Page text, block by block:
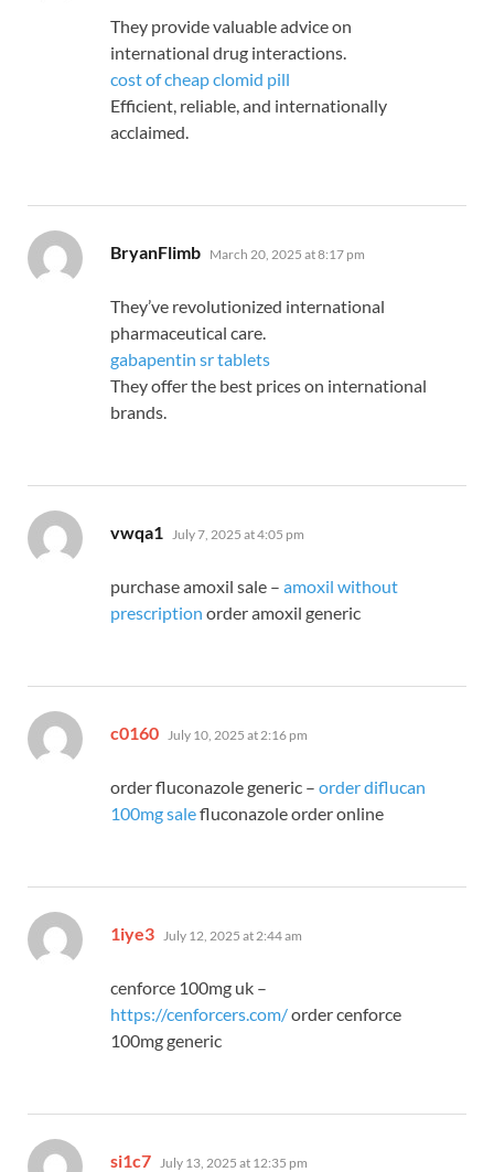
They provide valuable advice on
international drug interactions.
cost of cheap clomid pill
Efficient, reliable, and internationally
acclaimed.
BryanFlimb says:
March 20, 2025 at 8:17 pm
They’ve revolutionized international
pharmaceutical care.
gabapentin sr tablets
They offer the best prices on international
brands.
vwqa1 says:
July 7, 2025 at 4:05 pm
purchase amoxil sale – amoxil without
prescription order amoxil generic
c0160 says:
July 10, 2025 at 2:16 pm
order fluconazole generic – order diflucan
100mg salefluconazole order online
1iye3 says:
July 12, 2025 at 2:44 am
cenforce 100mg uk –
https://cenforcers.com/order cenforce
100mg generic
si1c7 says:
July 13, 2025 at 12:35 pm